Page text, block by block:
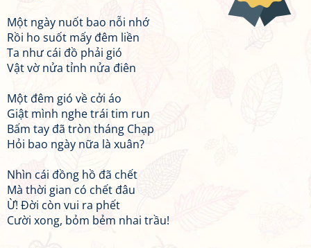
Một ngày nuốt bao nỗi nhớ
Rồi ho suốt mấy đêm liền
Ta như cái đồ phải gió
Vật vờ nửa tỉnh nửa điên
Một đêm gió về cởi áo
Giật mình nghe trái tim run
Bấm tay đã tròn tháng Chạp
Hỏi bao ngày nữa là xuân?
Nhìn cái đồng hồ đã chết
Mà thời gian có chết đâu
Ừ! Đời còn vui ra phết
Cười xong, bỏm bẻm nhai trầu!